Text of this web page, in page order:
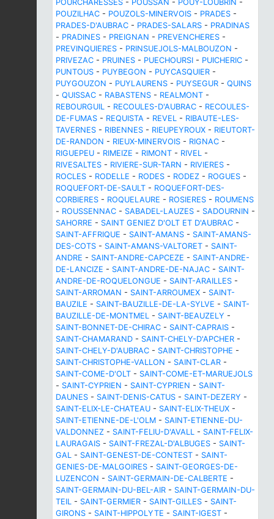
POURCHARESSES - POUSSAN - POUY-LOUBRIN -
POUZILHAC - POUZOLS-MINERVOIS - PRADES -
PRADES-D'AUBRAC - PRADES-SALARS - PRADINAS
- PRADINES - PREIGNAN - PREVENCHERES -
PREVINQUIERES - PRINSUEJOLS-MALBOUZON -
PRIVEZAC - PRUINES - PUECHOURSI - PUICHERIC -
PUNTOUS - PUYBEGON - PUYCASQUIER -
PUYGOUZON - PUYLAURENS - PUYSEGUR - QUINS
- QUISSAC - RABASTENS - REALMONT -
REBOURGUIL - RECOULES-D'AUBRAC - RECOULES-
DE-FUMAS - REQUISTA - REVEL - RIBAUTE-LES-
TAVERNES - RIBENNES - RIEUPEYROUX - RIEUTORT-
DE-RANDON - RIEUX-MINERVOIS - RIGNAC -
RIGUEPEU - RIMEIZE - RIMONT - RIVEL -
RIVESALTES - RIVIERE-SUR-TARN - RIVIERES -
ROCLES - RODELLE - RODES - RODEZ - ROGUES -
ROQUEFORT-DE-SAULT - ROQUEFORT-DES-
CORBIERES - ROQUELAURE - ROSIERES - ROUMENS
- ROUSSENNAC - SABADEL-LAUZES - SADOURNIN -
SAHORRE - SAINT GENIEZ D'OLT ET D'AUBRAC -
SAINT-AFFRIQUE - SAINT-AMANS - SAINT-AMANS-
DES-COTS - SAINT-AMANS-VALTORET - SAINT-
ANDRE - SAINT-ANDRE-CAPCEZE - SAINT-ANDRE-
DE-LANCIZE - SAINT-ANDRE-DE-NAJAC - SAINT-
ANDRE-DE-ROQUELONGUE - SAINT-ARAILLES -
SAINT-ARROMAN - SAINT-ARROUMEX - SAINT-
BAUZILE - SAINT-BAUZILLE-DE-LA-SYLVE - SAINT-
BAUZILLE-DE-MONTMEL - SAINT-BEAUZELY -
SAINT-BONNET-DE-CHIRAC - SAINT-CAPRAIS -
SAINT-CHAMARAND - SAINT-CHELY-D'APCHER -
SAINT-CHELY-D'AUBRAC - SAINT-CHRISTOPHE -
SAINT-CHRISTOPHE-VALLON - SAINT-CLAR -
SAINT-COME-D'OLT - SAINT-COME-ET-MARUEJOLS
- SAINT-CYPRIEN - SAINT-CYPRIEN - SAINT-
DAUNES - SAINT-DENIS-CATUS - SAINT-DEZERY -
SAINT-ELIX-LE-CHATEAU - SAINT-ELIX-THEUX -
SAINT-ETIENNE-DE-L'OLM - SAINT-ETIENNE-DU-
VALDONNEZ - SAINT-FELIU-D'AVALL - SAINT-FELIX-
LAURAGAIS - SAINT-FREZAL-D'ALBUGES - SAINT-
GAL - SAINT-GENEST-DE-CONTEST - SAINT-
GENIES-DE-MALGOIRES - SAINT-GEORGES-DE-
LUZENCON - SAINT-GERMAIN-DE-CALBERTE -
SAINT-GERMAIN-DU-BEL-AIR - SAINT-GERMAIN-DU-
TEIL - SAINT-GERMIER - SAINT-GILLES - SAINT-
GIRONS - SAINT-HIPPOLYTE - SAINT-IGEST -